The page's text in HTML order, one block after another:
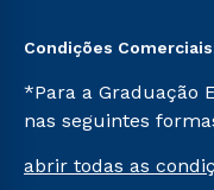
Condições
*Para a Graduação
nas seguintes
Já para as demais,
abrir todas as